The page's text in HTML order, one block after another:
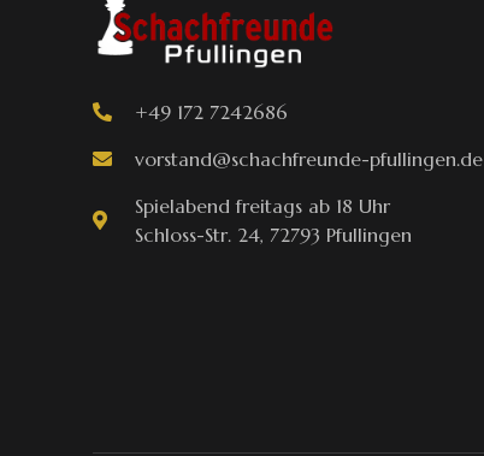
+49 172 7242686
vorstand@schachfreunde-pfullingen.de
Spielabend freitags ab 18 Uhr
Schloss-Str. 24, 72793 Pfullingen